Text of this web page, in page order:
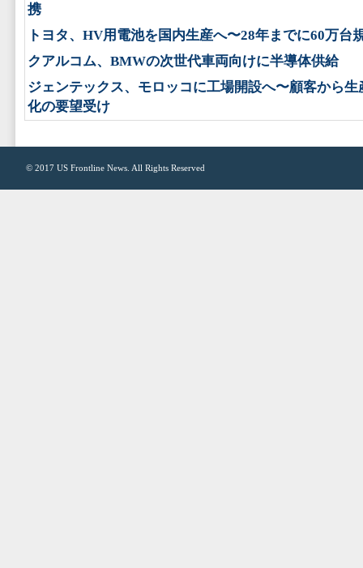
携
トヨタ、HV用電池を国内生産へ〜28年までに60万台
クアルコム、BMWの次世代車両向けに半導体供給
ジェンテックス、モロッコに工場開設へ〜顧客から生
化の要望受け
© 2017 US Frontline News . All Rights Reserved